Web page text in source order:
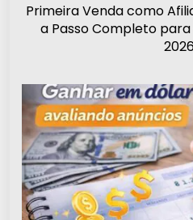
Primeira Venda como
a Passo Completo